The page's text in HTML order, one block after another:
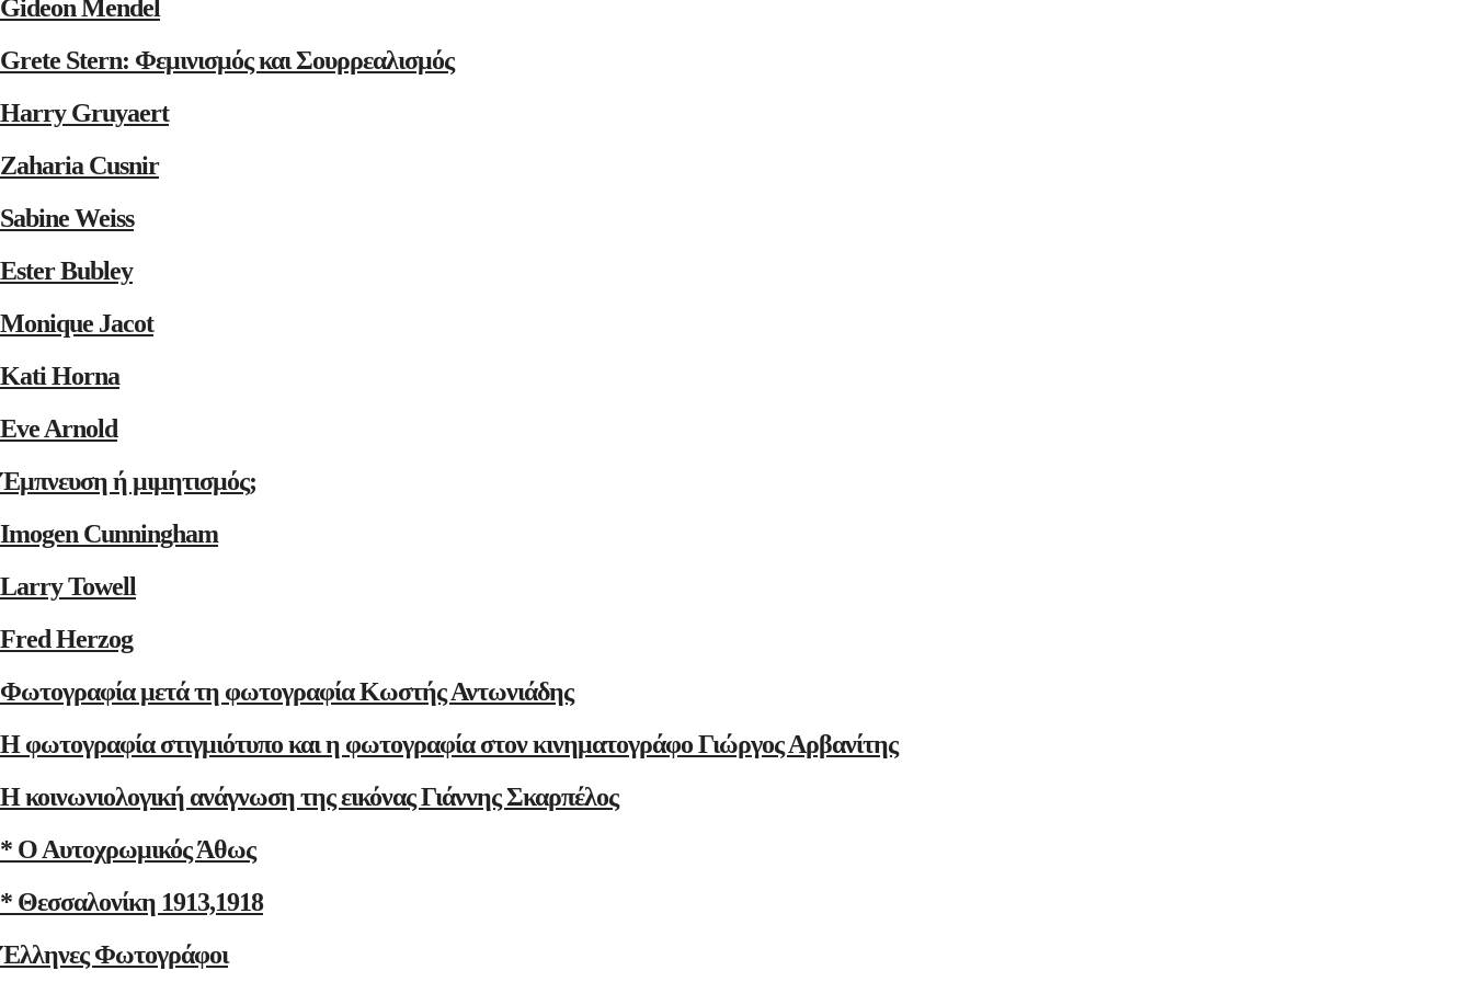
Gideon Mendel
Grete Stern: Φεμινισμός και Σουρρεαλισμός
Harry Gruyaert
Zaharia Cusnir
Sabine Weiss
Ester Bubley
Monique Jacot
Kati Horna
Eve Arnold
Έμπνευση ή μιμητισμός;
Imogen Cunningham
Larry Towell
Fred Herzog
Φωτογραφία μετά τη φωτογραφία Κωστής Αντωνιάδης
Η φωτογραφία στιγμιότυπο και η φωτογραφία στον κινηματογράφο Γιώργος Αρβανίτης
Η κοινωνιολογική ανάγνωση της εικόνας Γιάννης Σκαρπέλος
* Ο Αυτοχρωμικός Άθως
* Θεσσαλονίκη 1913,1918
Έλληνες Φωτογράφοι